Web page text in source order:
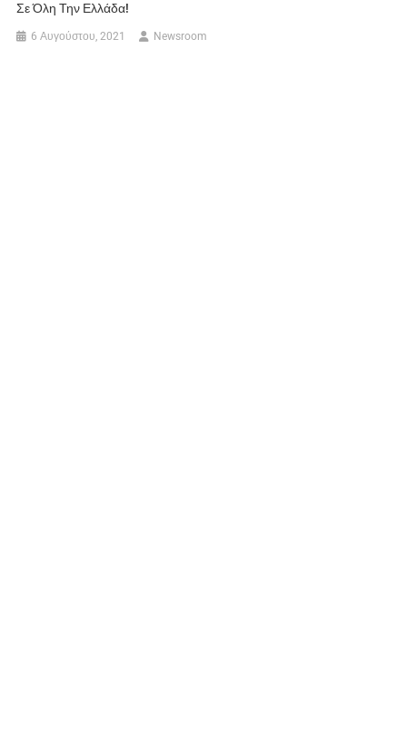
Σε Όλη Την Ελλάδα!
6 Αυγούστου, 2021 Newsroom